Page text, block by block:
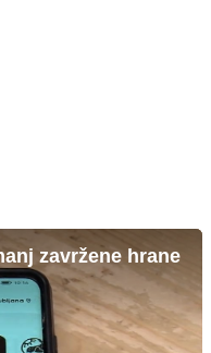
zavržene hrane